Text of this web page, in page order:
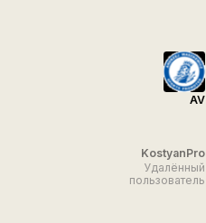
AV
KostyanPro
Удалённый
пользователь